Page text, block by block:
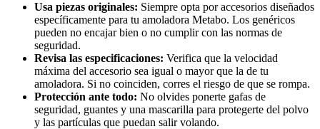
Usa piezas originales: Siempre opta por accesorios diseñados
específicamente para tu amoladora Metabo. Los genéricos
pueden no encajar bien o no cumplir con las normas de
seguridad.
Revisa las especificaciones: Verifica que la velocidad
máxima del accesorio sea igual o mayor que la de tu
amoladora. Si no coinciden, corres el riesgo de que se rompa.
Protección ante todo: No olvides ponerte gafas de
seguridad, guantes y una mascarilla para protegerte del polvo
y las partículas que puedan salir volando.